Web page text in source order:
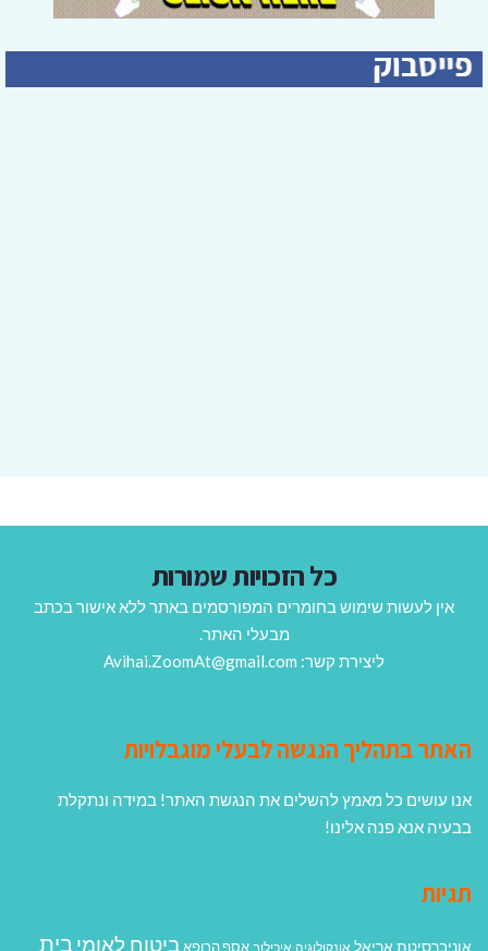
כל הזכויות שמורות
אין לעשות שימוש בחומרים המפורסמים באתר ללא אישור בכתב
מבעלי האתר.
ליצירת קשר: Avihai.ZoomAt@gmail.com
האתר בתהליך הנגשה לבעלי מוגבלויות
אנו עושים כל מאמץ להשלים את הנגשת האתר! במידה ונתקלת
בבעיה אנא פנה אלינו!
תגיות
אוניברסיטת אריאל אונקולוגיה איכילוב אסף הרופא ביטוח לאומיבית